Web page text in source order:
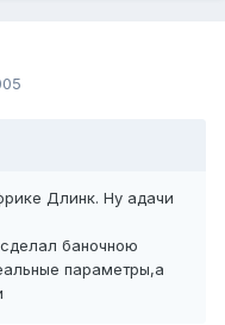
Длинк. Ну адачи
баночною
параметры,а